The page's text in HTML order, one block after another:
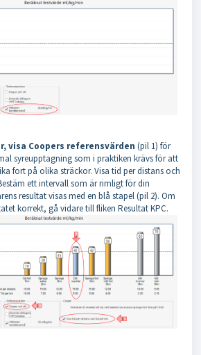
visa Coopers referensvärden (pil 1) för
syreupptagning som i praktiken krävs för att
fort på olika sträckor. Visa tid per distans och
ett intervall som är rimligt för din
resultat visas med en blå stapel (pil 2). Om
korrekt, gå vidare till fliken Resultat KPC.